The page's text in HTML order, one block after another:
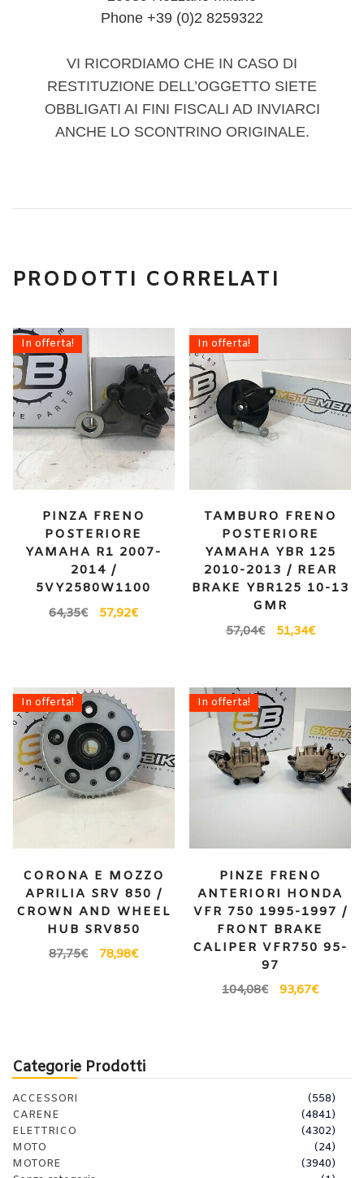
Phone +39 (0)2 8259322
VI RICORDIAMO CHE IN CASO DI
RESTITUZIONE DELL’OGGETTO SIETE
OBBLIGATI AI FINI FISCALI AD INVIARCI
ANCHE LO SCONTRINO ORIGINALE.
PRODOTTI CORRELATI
In offerta!
PINZA FRENO
POSTERIORE
YAMAHA R1 2007-
2014 /
5VY2580W1100
64,35€ 57,92€
In offerta!
TAMBURO FRENO
POSTERIORE
YAMAHA YBR 125
2010-2013 / REAR
BRAKE YBR125 10-13
GMR
57,04€ 51,34€
In offerta!
CORONA E MOZZO
APRILIA SRV 850 /
CROWN AND WHEEL
HUB SRV850
87,75€ 78,98€
In offerta!
PINZE FRENO
ANTERIORI HONDA
VFR 750 1995-1997 /
FRONT BRAKE
CALIPER VFR750 95-
97
104,08€ 93,67€
Categorie Prodotti
ACCESSORI
(558)
CARENE
(4841)
ELETTRICO
(4302)
MOTO
(24)
MOTORE
(3940)